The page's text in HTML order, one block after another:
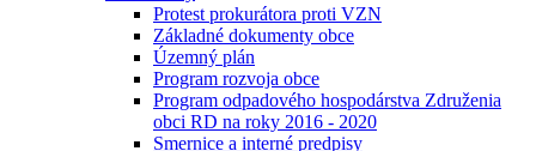
Protest prokurátora proti VZN
Základné dokumenty obce
Územný plán
Program rozvoja obce
Program odpadového hospodárstva Združenia
obci RD na roky 2016 - 2020
Smernice a interné predpisy